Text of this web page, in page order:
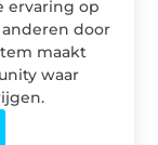
ervaring op
door
maakt
waar